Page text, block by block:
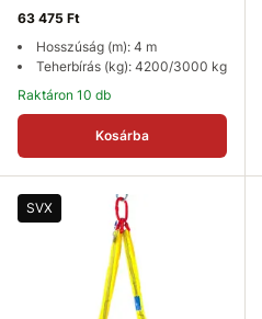
63 475 Ft
Hosszúság (m): 4 m
Teherbírás (kg): 4200/3000 kg
Raktáron 10 db
Kosárba
SVX